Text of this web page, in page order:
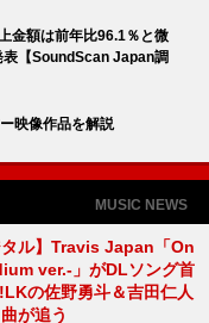
金額は前年比96.1％と微
【SoundScan Japan調
映像作品を解説
MUSIC NEWS
タル】Travis Japan「On
ver.-」がDLソング首
の佐野勇斗＆吉田仁人
が追う